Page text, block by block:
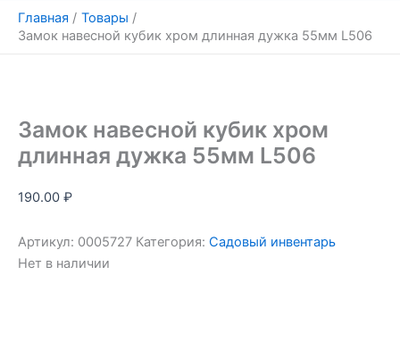
Главная
Товары
Замок навесной кубик хром длинная дужка 55мм L506
Замок навесной кубик хром
длинная дужка 55мм L506
190.00 ₽
Артикул: 0005727 Категория: Садовый инвентарь
Нет в наличии